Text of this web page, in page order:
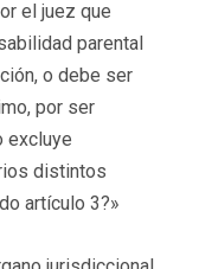
el juez que
parental
o debe ser
por ser
excluye
distintos
artículo 3?»